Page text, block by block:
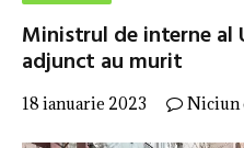
Ministrul de interne al
adjunct au murit
18 ianuarie 2023 Niciun